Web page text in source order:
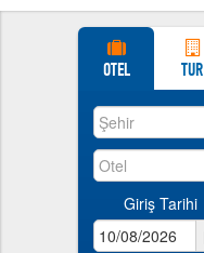
OTEL TUR
Giriş Tarihi